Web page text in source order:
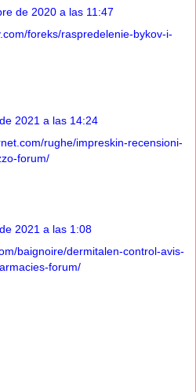
de 2020 a las 11:47
foreks/raspredelenie-bykov-i-
2021 a las 14:24
rughe/impreskin-recensioni-
forum/
2021 a las 1:08
baignoire/dermitalen-control-avis-
forum/